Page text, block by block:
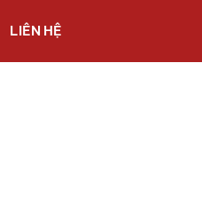
LIÊN HỆ